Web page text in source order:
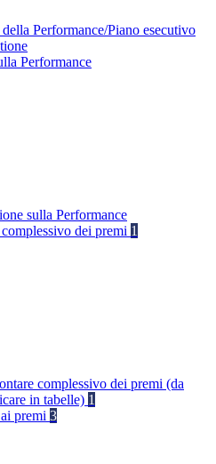
Performance/Piano esecutivo
Performance
sulla Performance
dei premi 1
complessivo dei premi (da
in tabelle) 1
premi 3